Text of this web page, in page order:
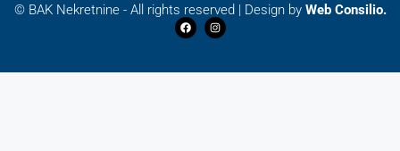
© BAK Nekretnine - All rights reserved | Design by Web Consilio.